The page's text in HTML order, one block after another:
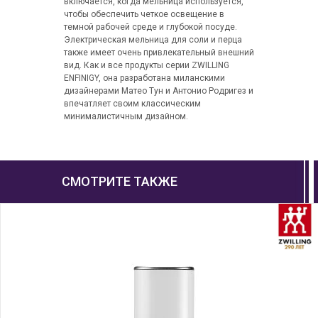
чтобы обеспечить четкое освещение в
темной рабочей среде и глубокой посуде.
Электрическая мельница для соли и перца
также имеет очень привлекательный внешний
вид. Как и все продукты серии ZWILLING
ENFINIGY, она разработана миланскими
дизайнерами Матео Тун и Антонио Родригез и
впечатляет своим классическим
минималистичным дизайном.
СМОТРИТЕ ТАКЖЕ